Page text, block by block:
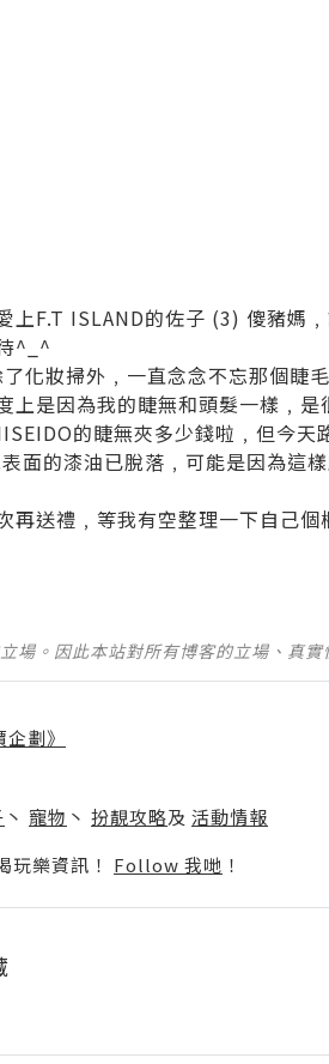
F.T ISLAND的佐子 (3) 傻豬媽
^_^
化妝掃外﹐一直念念不忘那個睫
上是因為我的睫無和頭髮一樣﹐
的睫無夾多少錢啦﹐但今
面的漆油已脫落﹐可能是因為這
再送禮﹐等我有空整理一下自己
場。因此本站對所有博客的立場、真
劃》
丶 寵物 丶 扮靚攻略及 活動情報
樂資訊！ Follow 我哋 ！